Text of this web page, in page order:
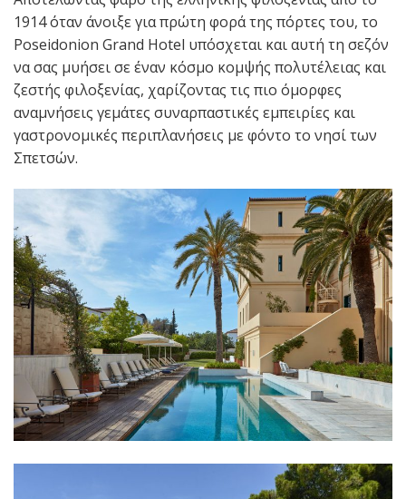
1914 όταν άνοιξε για πρώτη φορά της πόρτες του, το
Poseidonion Grand Hotel υπόσχεται και αυτή τη σεζόν
να σας μυήσει σε έναν κόσμο κομψής πολυτέλειας και
ζεστής φιλοξενίας, χαρίζοντας τις πιο όμορφες
αναμνήσεις γεμάτες συναρπαστικές εμπειρίες και
γαστρονομικές περιπλανήσεις με φόντο το νησί των
Σπετσών.